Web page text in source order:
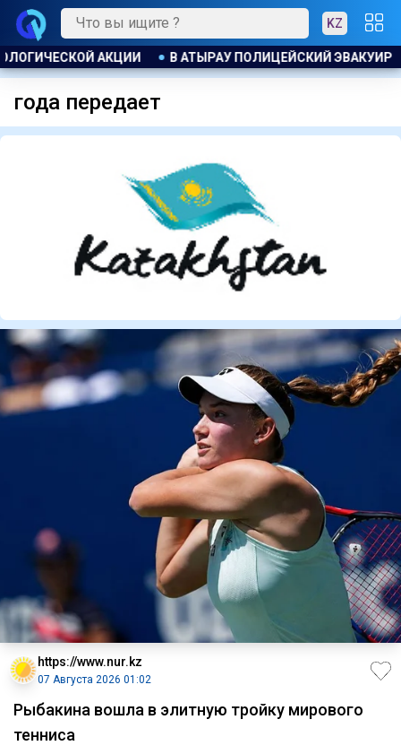
KZ
ЖИТЕЛЕЙ ДОМА ПРИ ПОЖАРЕ ПОЖАР НА
года передает
https://www.nur.kz
07 Августа 2026 01:02
Рыбакина вошла в элитную тройку мирового
тенниса